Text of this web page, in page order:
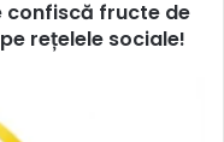
confiscă fructe de
rețelele sociale!